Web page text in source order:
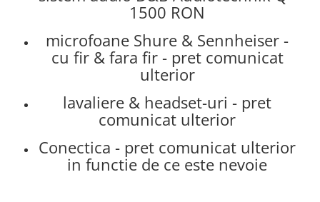
Pachete si bundle
Amplificatoare de casti
Cabluri Earpad si accesorii de casti
Casti broadcast si Casti cu Microfon
Casti DJ
Casti In ear pentru monitorizare
Casti Noise Cancelling
1500 RON
microfoane Shure & Sennheiser -
cu fir & fara fir - pret comunicat
ulterior
​​​​​​​lavaliere & headset-uri - pret
comunicat ulterior
​​​​​​​Conectica - pret comunicat ulterior
in functie de ce este nevoie